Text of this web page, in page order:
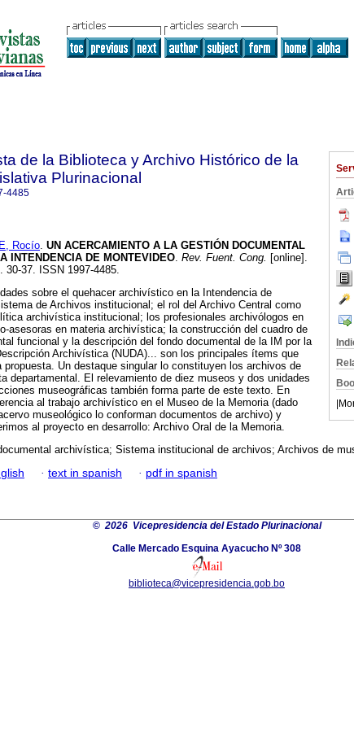
de la Biblioteca y Archivo Histórico de la
Plurinacional
4485
Rocío. UN ACERCAMIENTO A LA GESTIÓN DOCUMENTAL
INTENDENCIA DE MONTEVIDEO. Rev. Fuent. Cong. [online].
30-37. ISSN 1997-4485.
sobre el quehacer archivístico en la Intendencia de
de Archivos institucional; el rol del Archivo Central como
archivística institucional; los profesionales archivólogos en
asesoras en materia archivística; la construcción del cuadro de
funcional y la descripción del fondo documental de la IM por la
Archivística (NUDA)... son los principales ítems que
propuesta. Un destaque singular lo constituyen los archivos de
departamental. El relevamiento de diez museos y dos unidades
museográficas también forma parte de este texto. En
al trabajo archivístico en el Museo de la Memoria (dado
museológico lo conforman documentos de archivo) y
al proyecto en desarrollo: Archivo Oral de la Memoria.
archivística; Sistema institucional de archivos; Archivos de
· text in spanish · pdf in spanish
©2026 Vicepresidencia del Estado Plurinacional
Calle Mercado Esquina Ayacucho Nº 308
biblioteca@vicepresidencia.gob.bo